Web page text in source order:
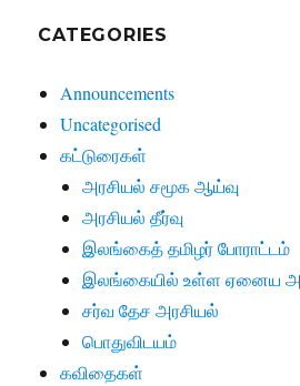
CATEGORIES
Announcements
Uncategorised
கட்டுரைகள்
அரசியல் சமூக ஆய்வு
அரசியல் தீர்வு
இலங்கைத் தமிழர் போராட்டம்
இலங்கையில் உள்ள ஏனைய
சர்வ தேச அரசியல்
பொதுவிடயம்
கவிதைகள்